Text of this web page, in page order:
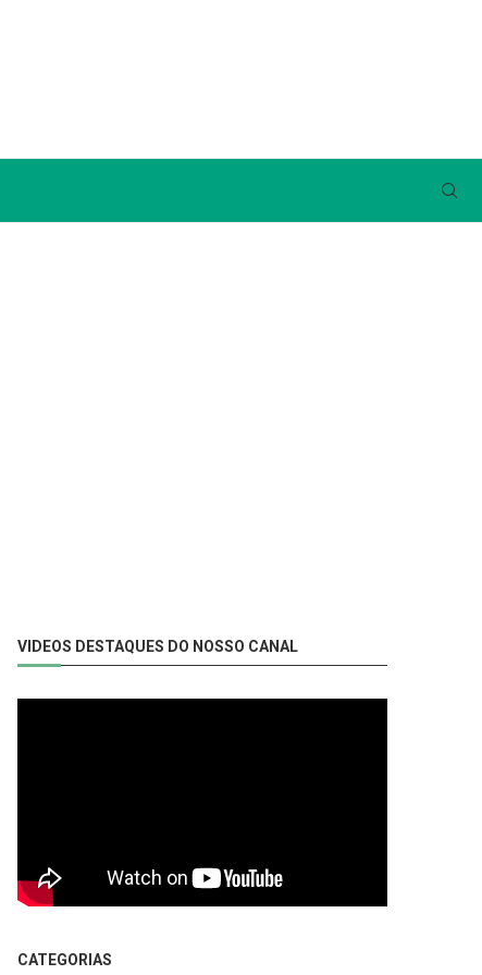
VIDEOS DESTAQUES DO NOSSO CANAL
CATEGORIAS